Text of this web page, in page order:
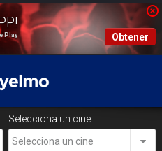
Play Obtener
Selecciona un cine
Selecciona un cine